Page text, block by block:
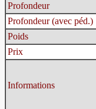
Profondeur
Profondeur (avec péd.)
Poids
Prix
Informations